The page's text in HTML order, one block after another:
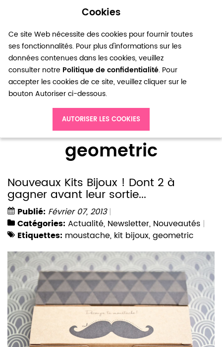
Cookies
Ce site Web nécessite des cookies pour fournir toutes
ses fonctionnalités. Pour plus d'informations sur les
données contenues dans les cookies, veuillez
consulter notre Politique de confidentialité. Pour
accepter les cookies de ce site, veuillez cliquer sur le
bouton Autoriser ci-dessous.
AUTORISER LES COOKIES
0
Blog geometric
geometric
Nouveaux Kits Bijoux ! Dont 2 à
gagner avant leur sortie...
Publié: Février 07, 2013
Catégories: Actualité, Newsletter, Nouveautés
Etiquettes: moustache, kit bijoux,geometric